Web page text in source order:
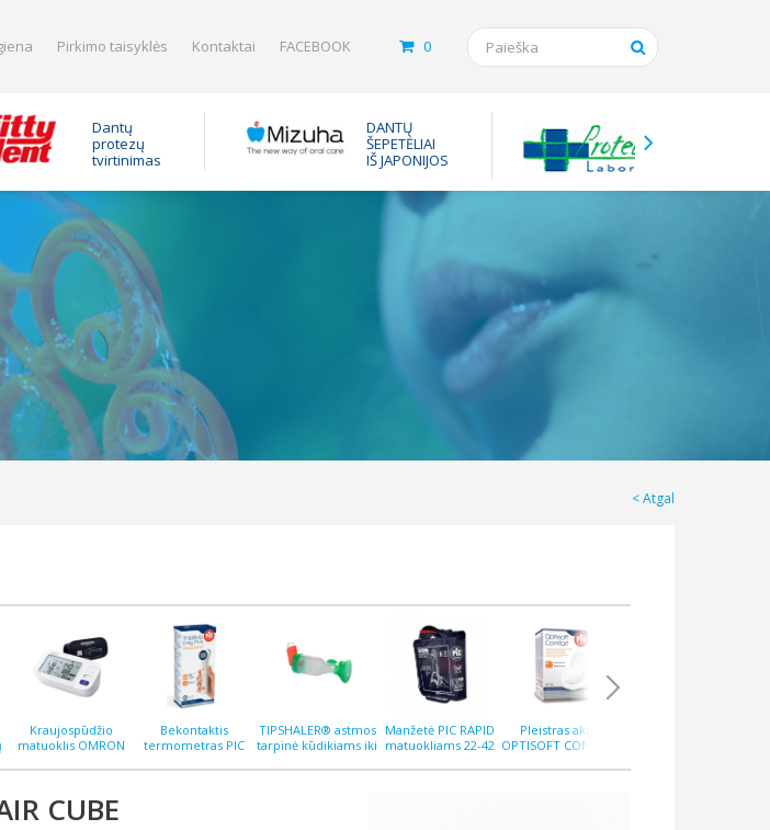
Pirkimo taisyklės Kontaktai FACEBOOK 0
Dantų
protezų
tvirtinimas
DANTŲ
ŠEPETĖLIAI
IŠ JAPONIJOS
Atgal
Kraujospūdžio
matuoklis OMRON
Bekontaktis
termometras PIC
TIPSHALER® astmos
tarpinė kūdikiams iki
Manžetė PIC RAPID
matuokliams 22-42
Pleistras akims
OPTISOFT COMFORT
CUBE